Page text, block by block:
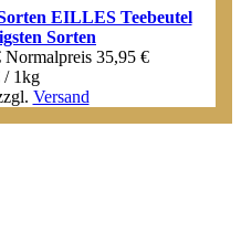
EILLES Teebeutel
Sorten
Normal­preis 35,95 €
/ 1kg
Versand